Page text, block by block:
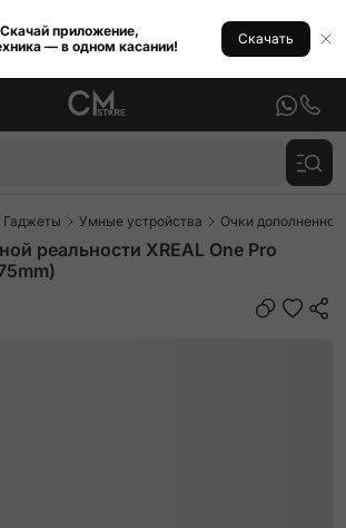
Скачай приложение,
— в одном касании!
Скачать
Гаджеты Умные устройства Очки дополненной
реальности XREAL One Pro